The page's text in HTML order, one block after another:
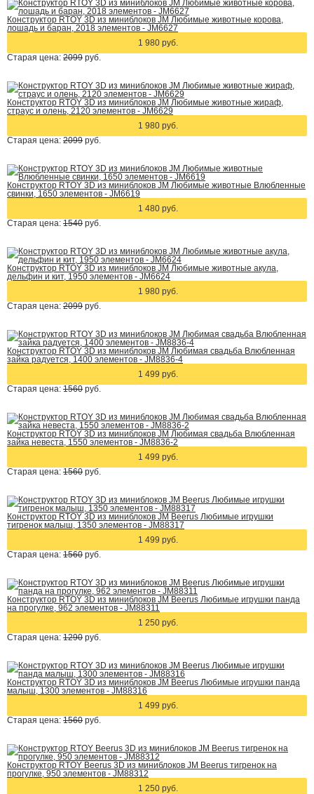
Конструктор RTOY 3D из миниблоков JM Любимые животные корова,
лошадь и баран, 2018 элементов - JM6627
1 980 руб.
Старая цена: 2099 руб.
Конструктор RTOY 3D из миниблоков JM Любимые животные жираф,
страус и олень, 2120 элементов - JM6629
1 980 руб.
Старая цена: 2099 руб.
Конструктор RTOY 3D из миниблоков JM Любимые животные Влюбленные
свинки, 1650 элементов - JM6619
1 480 руб.
Старая цена: 1540 руб.
Конструктор RTOY 3D из миниблоков JM Любимые животные акула,
дельфин и кит, 1950 элементов - JM6624
1 980 руб.
Старая цена: 2099 руб.
Конструктор RTOY 3D из миниблоков JM Любимая свадьба Влюбленная
зайка радуется, 1400 элементов - JM8836-4
1 499 руб.
Старая цена: 1560 руб.
Конструктор RTOY 3D из миниблоков JM Любимая свадьба Влюбленная
зайка невеста, 1550 элементов - JM8836-2
1 499 руб.
Старая цена: 1560 руб.
Конструктор RTOY 3D из миниблоков JM Beerus Любимые игрушки
тигренок малыш, 1350 элементов - JM88317
1 499 руб.
Старая цена: 1560 руб.
Конструктор RTOY 3D из миниблоков JM Beerus Любимые игрушки панда
на прогулке, 962 элементов - JM88311
1 250 руб.
Старая цена: 1290 руб.
Конструктор RTOY 3D из миниблоков JM Beerus Любимые игрушки панда
малыш, 1300 элементов - JM88316
1 499 руб.
Старая цена: 1560 руб.
Конструктор RTOY Beerus 3D из миниблоков JM Beerus тигренок на
прогулке, 950 элементов - JM88312
1 250 руб.